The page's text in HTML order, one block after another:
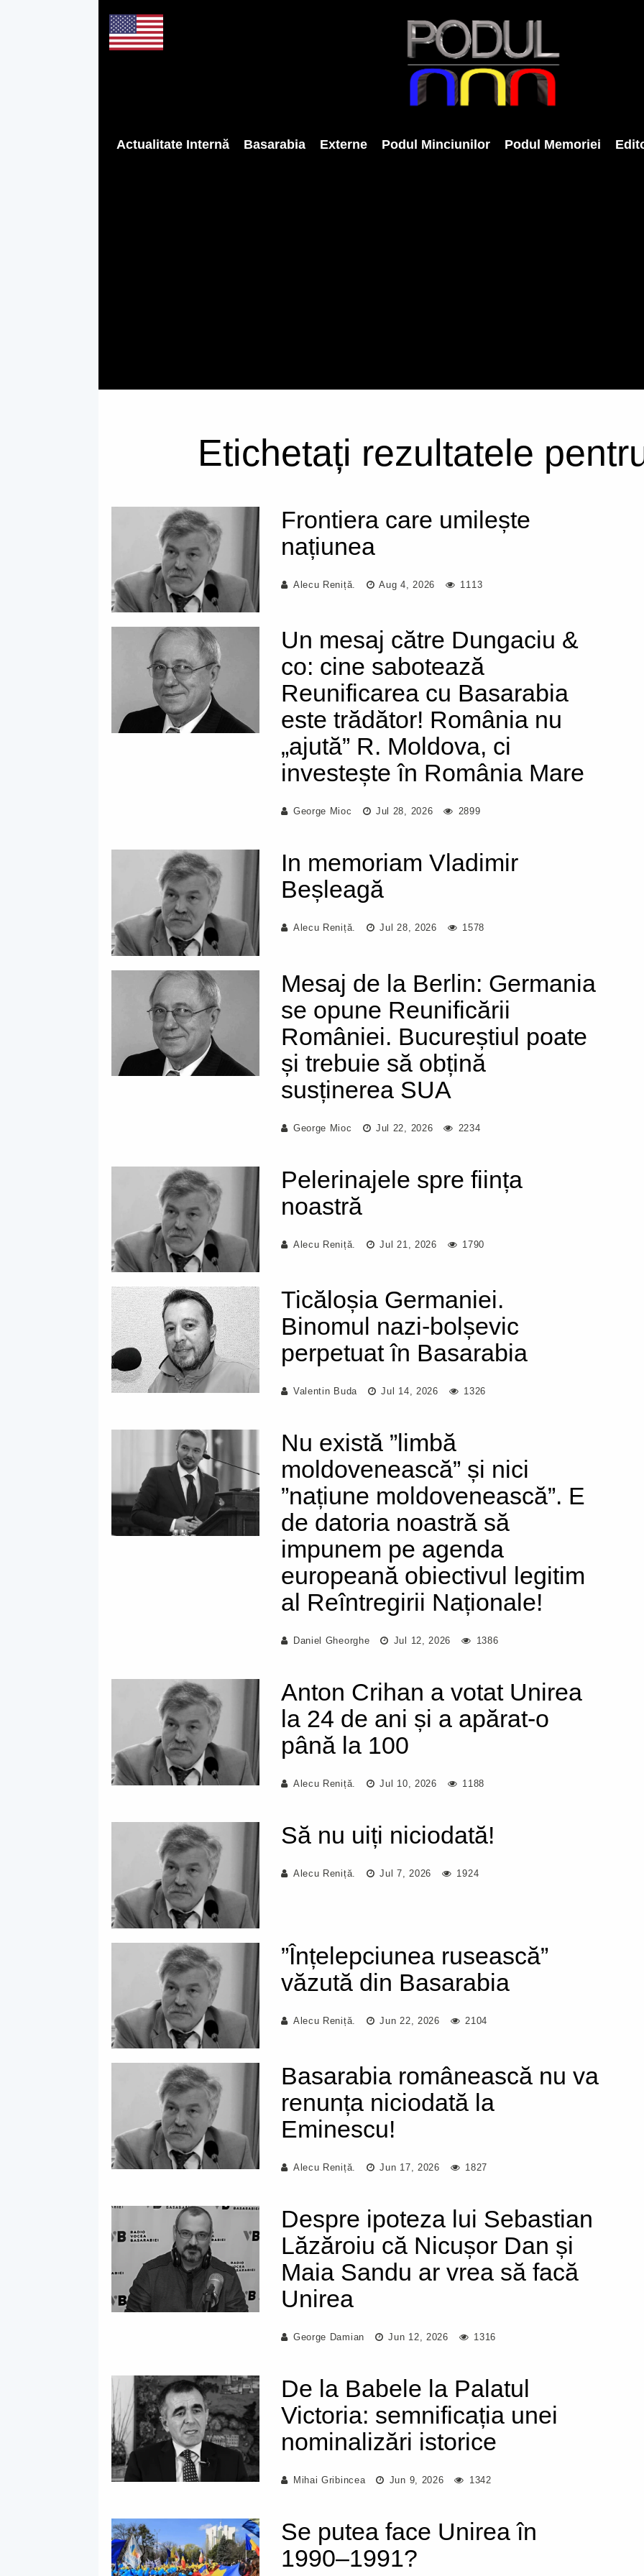
Actualitate Internă Basarabia Externe Podul Minciunilor Podul Memoriei
Etichetați rezultatele
Frontiera care umilește
națiunea
Alecu Reniță. Aug 4, 2026 1113
Un mesaj către Dungaciu &
co: cine sabotează
Reunificarea cu Basarabia
este trădător! România nu
„ajută” R. Moldova, ci
investește în România Mare
George Mioc Jul 28, 2026 2899
In memoriam Vladimir
Beșleagă
Alecu Reniță. Jul 28, 2026 1578
Mesaj de la Berlin: Germania
se opune Reunificării
României. Bucureștiul poate
și trebuie să obțină
susținerea SUA
George Mioc Jul 22, 2026 2234
Pelerinajele spre ființa
noastră
Alecu Reniță. Jul 21, 2026 1790
Ticăloșia Germaniei.
Binomul nazi-bolșevic
perpetuat în Basarabia
Valentin Buda Jul 14, 2026 1326
Nu există ”limbă
moldovenească” și nici
”națiune moldovenească”. E
de datoria noastră să
impunem pe agenda
europeană obiectivul legitim
al Reîntregirii Naționale!
Daniel Gheorghe Jul 12, 2026 1386
Anton Crihan a votat Unirea
la 24 de ani și a apărat-o
până la 100
Alecu Reniță. Jul 10, 2026 1188
Să nu uiți niciodată!
Alecu Reniță. Jul 7, 2026 1924
”Înțelepciunea rusească”
văzută din Basarabia
Alecu Reniță. Jun 22, 2026 2104
Basarabia românească nu va
renunța niciodată la
Eminescu!
Alecu Reniță. Jun 17, 2026 1827
Despre ipoteza lui Sebastian
Lăzăroiu că Nicușor Dan și
Maia Sandu ar vrea să facă
Unirea
George Damian Jun 12, 2026 1316
De la Babele la Palatul
Victoria: semnificația unei
nominalizări istorice
Mihai Gribincea Jun 9, 2026 1342
Se putea face Unirea în
1990–1991?